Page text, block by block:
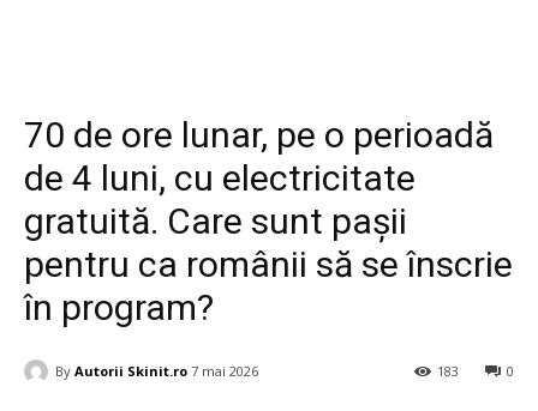
70 de ore lunar, pe o perioadă
de 4 luni, cu electricitate
gratuită. Care sunt pașii
pentru ca românii să se înscrie
în program?
By Autorii Skinit.ro 7 mai 2026 0
183